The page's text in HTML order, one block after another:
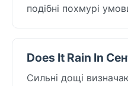
подібні похмурі
Does It Rain In
Сильні дощі